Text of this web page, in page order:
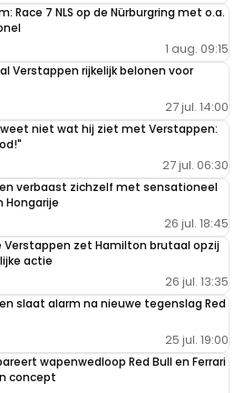
Race 7 NLS op de Nürburgring met o.a.
1 aug. 09:15
Verstappen rijkelijk belonen voor
27 jul. 14:00
niet wat hij ziet met Verstappen:
27 jul. 06:30
verbaast zichzelf met sensationeel
Hongarije
26 jul. 18:45
Verstappen zet Hamilton brutaal opzij
actie
26 jul. 13:35
slaat alarm na nieuwe tegenslag Red
25 jul. 19:00
wapenwedloop Red Bull en Ferrari
concept